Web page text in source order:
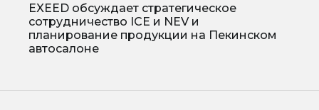
EXEED обсуждает стратегическое
сотрудничество ICE и NEV и
планирование продукции на Пекинском
автосалоне